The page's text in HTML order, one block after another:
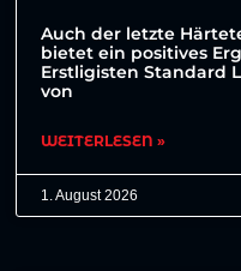
Auch der letzte
bietet ein positives
Erstligisten Standard
von
WEITERLESEN »
1. August 2026